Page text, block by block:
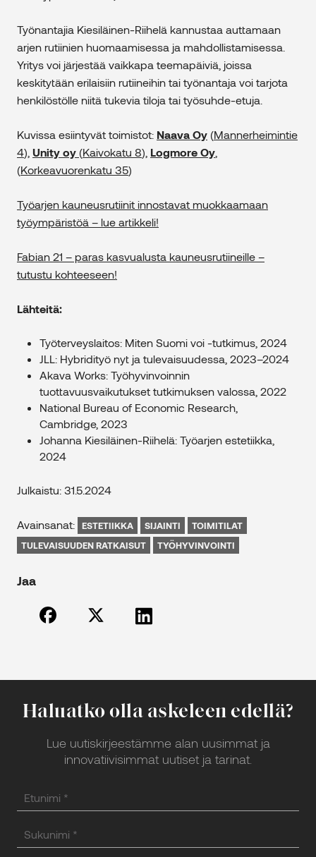
Työnantajia Kiesiläinen-Riihelä kannustaa auttamaan
arjen rutiinien huomaamisessa ja mahdollistamisessa.
Yritys voi järjestää vaikkapa teemapäiviä, joissa
keskitytään erilaisiin rutiineihin tai työnantaja voi tarjota
henkilöstölle niitä tukevia tiloja tai työsuhde-etuja.
Kuvissa esiintyvät toimistot: Naava Oy (Mannerheimintie
4), Unity oy (Kaivokatu 8), Logmore Oy
(Korkeavuorenkatu 35)
Työarjen kauneusrutiinit innostavat muokkaamaan
työympäristöä – lue artikkeli!
Fabian 21 – paras kasvualusta kauneusrutiineille –
tutustu kohteeseen!
Lähteitä:
Työterveyslaitos: Miten Suomi voi -tutkimus, 2024
JLL: Hybridityö nyt ja tulevaisuudessa, 2023–2024
Akava Works: Työhyvinvoinnin
tuottavuusvaikutukset tutkimuksen valossa, 2022
National Bureau of Economic Research,
Cambridge, 2023
Johanna Kiesiläinen-Riihelä: Työarjen estetiikka,
2024
Julkaistu: 31.5.2024
Avainsanat: ESTETIIKKA SIJAINTI
TOIMITILAT
TULEVAISUUDEN RATKAISUT
TYÖHYVINVOINTI
Jaa